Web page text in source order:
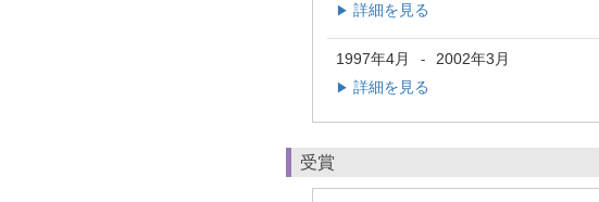
▶ 詳細を見る
1997年4月 - 2002年3月
▶ 詳細を見る
受賞